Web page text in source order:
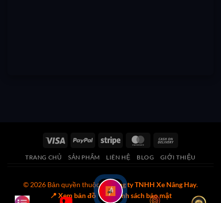
Visa PayPal Stripe MasterCard
Delivery
TRANG CHỦ SẢN PHẨM LIÊN HỆ BLOG GIỚI THIỆU
© 2026 Bản quyền thuộc vềCông ty TNHH Xe Nâng Hay.
📍 Xem bản đồ
🔒 Chính sách bảo mật